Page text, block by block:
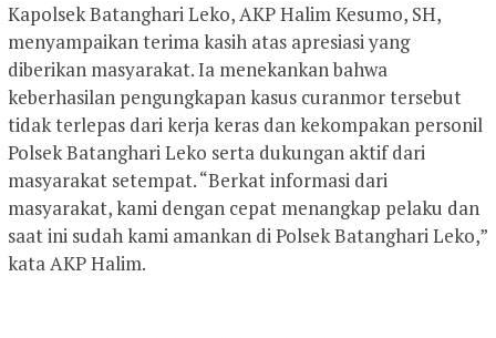
Kapolsek Batanghari Leko, AKP Halim Kesumo, SH,
menyampaikan terima kasih atas apresiasi yang
diberikan masyarakat. Ia menekankan bahwa
keberhasilan pengungkapan kasus curanmor tersebut
tidak terlepas dari kerja keras dan kekompakan personil
Polsek Batanghari Leko serta dukungan aktif dari
masyarakat setempat. “Berkat informasi dari
masyarakat, kami dengan cepat menangkap pelaku dan
saat ini sudah kami amankan di Polsek Batanghari Leko,”
kata AKP Halim.